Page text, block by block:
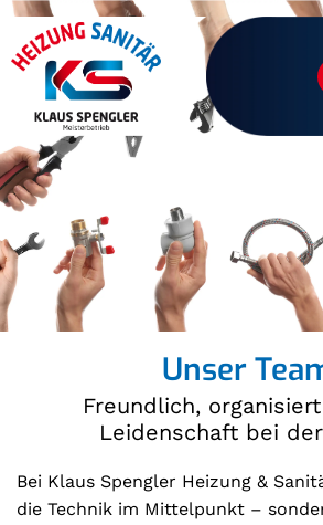
Unser
Freundlich,
Leidenschaft bei
Bei Klaus Spengler Heizung &
die Technik im Mittelpunkt –